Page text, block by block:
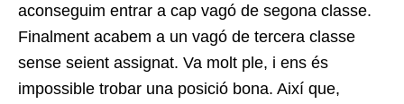
aconseguim entrar a cap vagó de segona classe.
Finalment acabem a un vagó de tercera classe
sense seient assignat. Va molt ple, i ens és
impossible trobar una posició bona. Així que,